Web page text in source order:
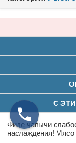
С
Филе чавычи
наслаждения! Мясо